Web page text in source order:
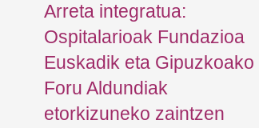
Arreta integratua:
Ospitalarioak Fundazioa
Euskadik eta Gipuzkoako
Foru Aldundiak
etorkizuneko zaintzen